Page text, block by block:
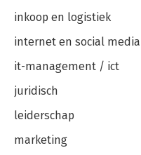
inkoop en logistiek
internet en social media
it-management / ict
juridisch
leiderschap
marketing